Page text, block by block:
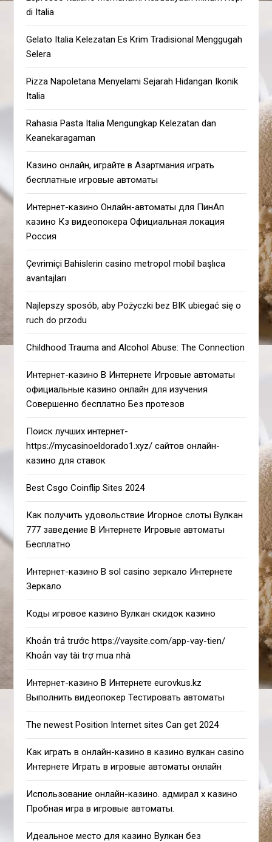
di Italia
Gelato Italia Kelezatan Es Krim Tradisional Menggugah
Selera
Pizza Napoletana Menyelami Sejarah Hidangan Ikonik
Italia
Rahasia Pasta Italia Mengungkap Kelezatan dan
Keanekaragaman
Казино онлайн, играйте в Азартмания играть
бесплатные игровые автоматы
Интернет-казино Онлайн-автоматы для ПинАп
казино Кз видеопокера Официальная локация
Россия
Çevrimiçi Bahislerin casino metropol mobil başlıca
avantajları
Najlepszy sposób, aby Pożyczki bez BIK ubiegać się o
ruch do przodu
Childhood Trauma and Alcohol Abuse: The Connection
Интернет-казино В Интернете Игровые автоматы
официальные казино онлайн для изучения
Совершенно бесплатно Без протезов
Поиск лучших интернет-
https://mycasinoeldorado1.xyz/ сайтов онлайн-
казино для ставок
Best Csgo Coinflip Sites 2024
Как получить удовольствие Игорное слоты Вулкан
777 заведение В Интернете Игровые автоматы
Бесплатно
Интернет-казино В sol casino зеркало Интернете
Зеркало
Коды игровое казино Вулкан скидок казино
Khoản trả trước https://vaysite.com/app-vay-tien/
Khoản vay tài trợ mua nhà
Интернет-казино В Интернете eurovkus.kz
Выполнить видеопокер Тестировать автоматы
The newest Position Internet sites Can get 2024
Как играть в онлайн-казино в казино вулкан casino
Интернете Играть в игровые автоматы онлайн
Использование онлайн-казино. адмирал х казино
Пробная игра в игровые автоматы.
Идеальное место для казино Вулкан без